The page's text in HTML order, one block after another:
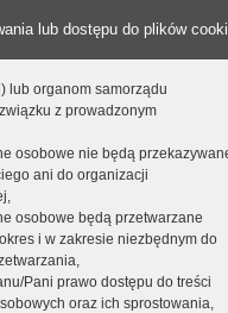
lub dostępu do plików
lub organom samorządu
z prowadzonym
osobowe nie będą
ani do organizacji
osobowe będą przetwarzane
i w zakresie niezbędnym do
Pani prawo dostępu do treści
oraz ich sprostowania,